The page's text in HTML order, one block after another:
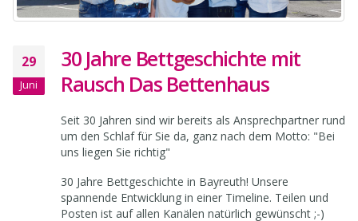
29
Juni
30 Jahre Bettgeschichte mit
Rausch Das Bettenhaus
Seit 30 Jahren sind wir bereits als Ansprechpartner rund
um den Schlaf für Sie da, ganz nach dem Motto: "Bei
uns liegen Sie richtig"
30 Jahre Bettgeschichte in Bayreuth! Unsere
spannende Entwicklung in einer Timeline. Teilen und
Posten ist auf allen Kanälen natürlich gewünscht ;-)